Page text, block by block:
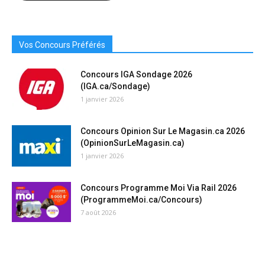
Vos Concours Préférés
Concours IGA Sondage 2026
(IGA.ca/Sondage)
1 janvier 2026
Concours Opinion Sur Le Magasin.ca 2026
(OpinionSurLeMagasin.ca)
1 janvier 2026
Concours Programme Moi Via Rail 2026
(ProgrammeMoi.ca/Concours)
7 août 2026